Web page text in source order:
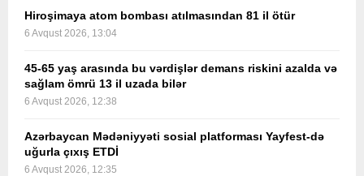
Hiroşimaya atom bombası atılmasından 81 il ötür
6 Avqust 2026, 13:04
45-65 yaş arasında bu vərdişlər demans riskini azalda və
sağlam ömrü 13 il uzada bilər
6 Avqust 2026, 12:38
Azərbaycan Mədəniyyəti sosial platforması Yayfest-də
uğurla çıxış ETDİ
6 Avqust 2026, 12:35